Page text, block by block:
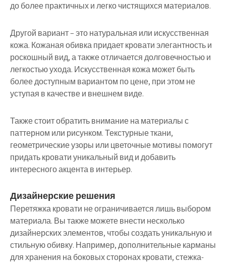
до более практичных и легко чистящихся материалов.
Другой вариант – это натуральная или искусственная
кожа. Кожаная обивка придает кровати элегантность и
роскошный вид, а также отличается долговечностью и
легкостью ухода. Искусственная кожа может быть
более доступным вариантом по цене, при этом не
уступая в качестве и внешнем виде.
Также стоит обратить внимание на материалы с
паттерном или рисунком. Текстурные ткани,
геометрические узоры или цветочные мотивы помогут
придать кровати уникальный вид и добавить
интересного акцента в интерьер.
Дизайнерские решения
Перетяжка кровати не ограничивается лишь выбором
материала. Вы также можете внести несколько
дизайнерских элементов, чтобы создать уникальную и
стильную обивку. Например, дополнительные карманы
для хранения на боковых сторонах кровати, стежка-